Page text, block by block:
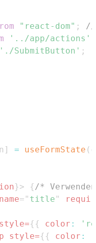
"react-dom" ;
//
'../app/actions'
'./SubmitButton' ;
] = useFormState (
}> {/*
name= " title "
style={ { color :
p style={ { color :